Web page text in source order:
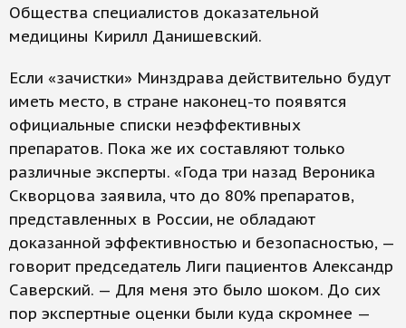
Общества специалистов доказательной
медицины Кирилл Данишевский.
Если «зачистки» Минздрава действительно будут
иметь место, в стране наконец-то появятся
официальные списки неэффективных
препаратов. Пока же их составляют только
различные эксперты. «Года три назад Вероника
Скворцова заявила, что до 80% препаратов,
представленных в России, не обладают
доказанной эффективностью и безопасностью, —
говорит председатель Лиги пациентов Александр
Саверский. — Для меня это было шоком. До сих
пор экспертные оценки были куда скромнее —